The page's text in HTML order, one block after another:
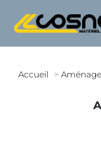
Accueil